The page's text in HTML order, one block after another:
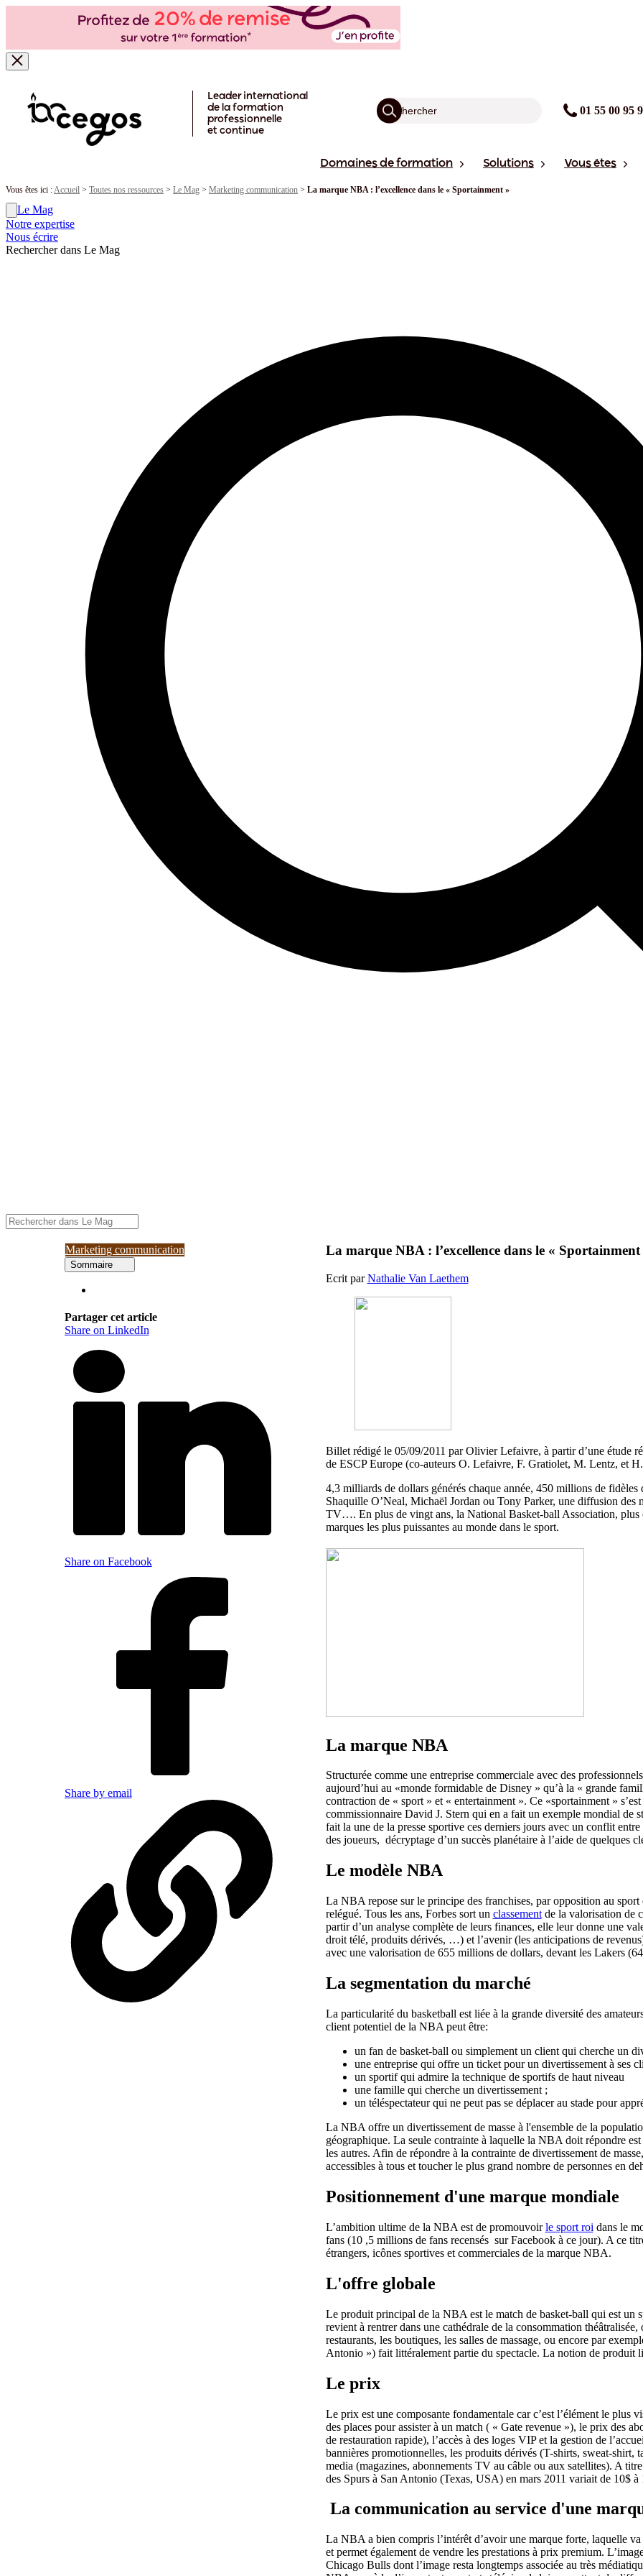
Leader international
de la formation
professionnelle
et continue
01 55 00 95
Domaines de formation Solutions Vous êtes
Vous êtes ici :Accueil > Toutes nos ressources > Le Mag > Marketing communication > La marque NBA : l’excellence dans le « Sportainment »
Le Mag
Notre expertise
Nous écrire
Rechercher dans Le Mag
Marketing communication
Sommaire
Partager cet article
Share on LinkedIn
Share on Facebook
Share by email
La marque NBA : l’excellence dans le « Sportainment
Ecrit parNathalie Van Laethem
Billet rédigé le 05/09/2011 par Olivier Lefaivre, à partir d’une étude
de ESCP Europe (co-auteurs O. Lefaivre, F. Gratiolet, M. Lentz, et
4,3 milliards de dollars générés chaque année, 450 millions de fidèles
Shaquille O’Neal, Michaël Jordan ou Tony Parker, une diffusion des
TV…. En plus de vingt ans, la National Basket-ball Association, plus
marques les plus puissantes au monde dans le sport.
La marque NBA
Structurée comme une entreprise commerciale avec des
aujourd’hui au «monde formidable de Disney » qu’à la « grande
contraction de « sport » et « entertainment ». Ce «sportainment »
commissionnaire David J. Stern qui en a fait un exemple mondial de
fait la une de la presse sportive ces derniers jours avec un conflit
des joueurs, décryptage d’un succès planétaire à l’aide de quelques
Le modèle NBA
La NBA repose sur le principe des franchises, par opposition au
relégué. Tous les ans, Forbes sort un classementde la valorisation de
partir d’un analyse complète de leurs finances, elle leur donne une
droit télé, produits dérivés, …) et l’avenir (les anticipations de
avec une valorisation de 655 millions de dollars, devant les Lakers
La segmentation du marché
La particularité du basketball est liée à la grande diversité des
client potentiel de la NBA peut être:
un fan de basket-ball ou simplement un client qui cherche un
une entreprise qui offre un ticket pour un divertissement à ses
un sportif qui admire la technique de sportifs de haut niveau
une famille qui cherche un divertissement ;
un téléspectateur qui ne peut pas se déplacer au stade pour
La NBA offre un divertissement de masse à l'ensemble de la
géographique. La seule contrainte à laquelle la NBA doit répondre
les autres. Afin de répondre à la contrainte de divertissement de
accessibles à tous et toucher le plus grand nombre de personnes en
Positionnement d'une marque mondiale
L’ambition ultime de la NBA est de promouvoirle sport roi dans le
fans (10 ,5 millions de fans recensés sur Facebook à ce jour). A ce
étrangers, icônes sportives et commerciales de la marque NBA.
L'offre globale
Le produit principal de la NBA est le match de basket-ball qui est un
revient à rentrer dans une cathédrale de la consommation
restaurants, les boutiques, les salles de massage, ou encore par
Antonio ») fait littéralement partie du spectacle. La notion de
Le prix
Le prix est une composante fondamentale car c’est l’élément le
des places pour assister à un match ( « Gate revenue »), le prix des
de restauration rapide), l’accès à des loges VIP et la gestion de
bannières promotionnelles, les produits dérivés (T-shirts, sweat-shirt,
media (magazines, abonnements TV au câble ou aux satellites). A
des Spurs à San Antonio (Texas, USA) en mars 2011 variait de 10$ à
La communication au service d'une
La NBA a bien compris l’intérêt d’avoir une marque forte, laquelle
et permet également de vendre les prestations à prix premium.
Chicago Bulls dont l’image resta longtemps associée au très